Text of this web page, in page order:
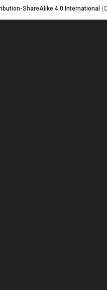
ShareAlike 4.0 International